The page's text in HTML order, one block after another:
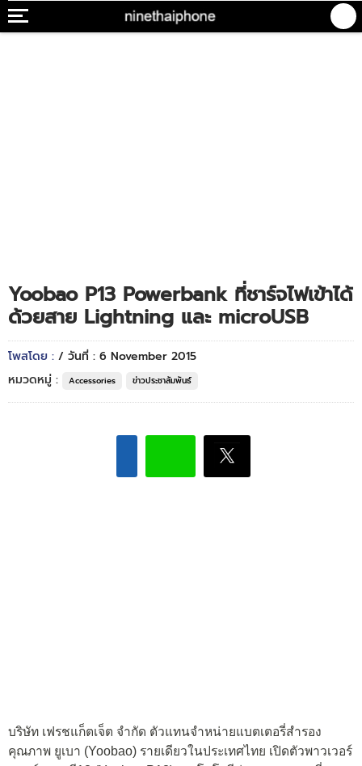
Yoobao P13 Powerbank ที่ชาร์จไฟเข้าได้
ด้วยสาย Lightning และ microUSB
โพสโดย : / วันที่ : 6 November 2015
หมวดหมู่ :
Accessories ข่าวประชาสัมพันธ์
บริษัท เฟรชแก็ตเจ็ต จำกัด ตัวแทนจำหน่ายแบตเตอรี่สำรอง
คุณภาพ ยูเบา (Yoobao) รายเดียวในประเทศไทย เปิดตัวพาวเวอร์